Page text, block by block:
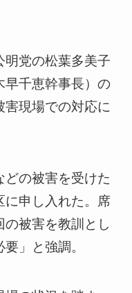
党の松葉多美子
千恵幹事長）の
現場での対応に
どの被害を受けた
申し入れた。席
の被害を教訓とし
」と強調。